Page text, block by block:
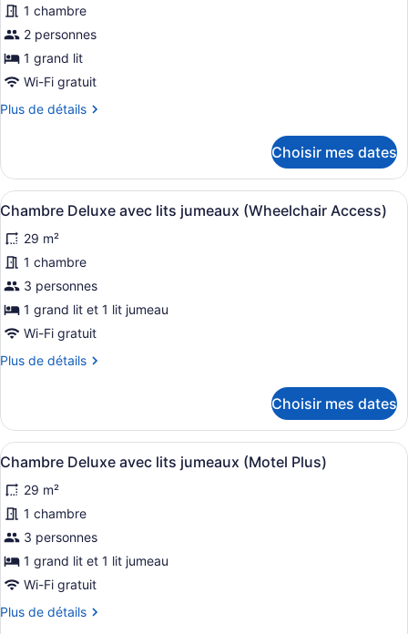
ce
type
de
chambre :
Appartement,
(Unit)
1 chambre
2 personnes
1 grand lit
Wi-Fi gratuit
Plus de détails
Plus
Appartement,
chambre
Choisir mes dates
Afficher
toutes
les
photos
pour
ce
type
chambre :
avec
lits
jumeaux
(Wheelchair
Access)
Une chambre d’hôtel avec deux
6
Chambre Deluxe avec lits jumeaux (Wheelchair Access)
29 m²
1 chambre
3 personnes
1 grand lit et 1 lit jumeau
Wi-Fi gratuit
Plus de détails
Plus
Chambre
Deluxe
avec
jumeaux
(Wheelchair
Access)
Choisir mes dates
Afficher
toutes
les
photos
pour
ce
type
chambre :
Une chambre d’hôtel avec deux
6
Chambre Deluxe avec lits jumeaux (Motel Plus)
29 m²
1 chambre
3 personnes
1 grand lit et 1 lit jumeau
Wi-Fi gratuit
Plus de détails
Plus